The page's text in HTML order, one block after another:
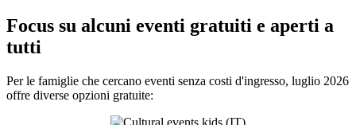
Focus su alcuni eventi gratuiti e aperti a
tutti
Per le famiglie che cercano eventi senza costi d'ingresso, luglio 2026
offre diverse opzioni gratuite: